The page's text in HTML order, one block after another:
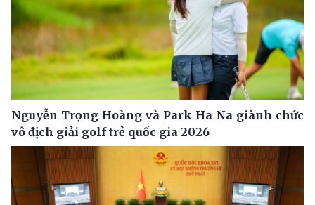
Nguyễn Trọng Hoàng và Park Ha Na giành chức
vô địch giải golf trẻ quốc gia 2026